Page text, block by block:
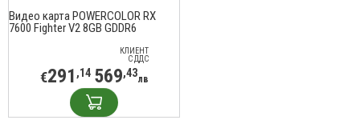
Видео карта POWERCOLOR RX
7600 Fighter V2 8GB GDDR6
КЛИЕНТ
С ДДС
€291 ,14 569,43лв